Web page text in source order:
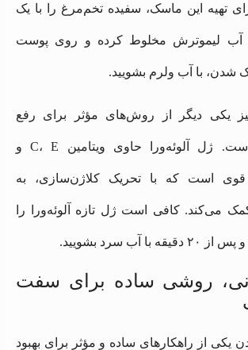
تهیه این ماسک، سفیده تخم‌مرغ را با یک
لیموترش مخلوط کرده و روی پوست
شدن، با آب ولرم بشویید.
یکی دیگر از روش‌های مؤثر برای رفع
افتادگی پوست است. ژل آلوئه‌ورا حاوی ویتامین C، E و
قوی است که با تحریک کلاژن‌سازی، به
می‌کند. کافی است ژل تازه آلوئه‌ورا را
آب سرد بشویید.
روشی ساده برای سفت
یکی از راهکارهای ساده و مؤثر برای بهبود